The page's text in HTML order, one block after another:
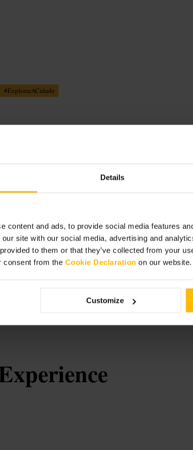
Details
content and ads, to provide social media features
site with our social media, advertising and
to them or that they’ve collected from your
consent from the Cookie Declaration on our website.
Customize
#ExplorarACidade
anedotas e recomendações
para fotos e perguntas. A
casais e viajantes a solo.
o ponto de encontro pelo
quando houver previsão de
Os guias normalmente